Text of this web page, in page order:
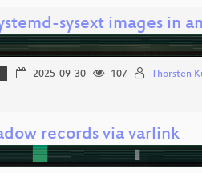
sysext images in
2025-09-30 107 Thorsten
records via varlink